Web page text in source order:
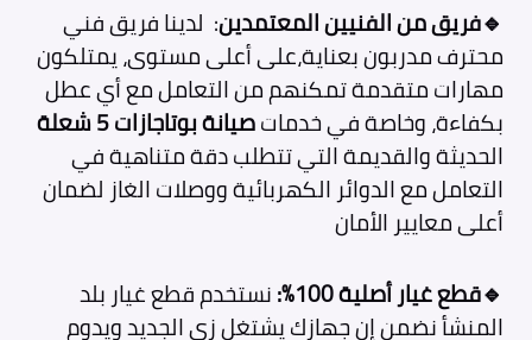
🔹فريق من الفنيين المعتمدين: لدينا فريق فني
محترف مدربون بعناية،على أعلى مستوى، يمتلكون
مهارات متقدمة تمكنهم من التعامل مع أي عطل
بكفاءة، وخاصة في خدماتصيانة بوتاجازات 5 شعلة
الحديثة والقديمة التي تتطلب دقة متناهية في
التعامل مع الدوائر الكهربائية ووصلات الغاز لضمان
أعلى معايير الأمان
🔹قطع غيار أصلية 100%:
نستخدم قطع غيار بلد
المنشأ نضمن إن جهازك يشتغل زي الجديد ويدوم